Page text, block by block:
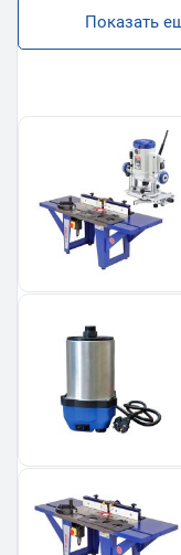
Показать